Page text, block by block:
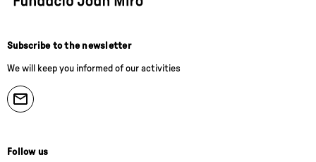
Subscribe to the newsletter
We will keep you informed of our activities
Follow us